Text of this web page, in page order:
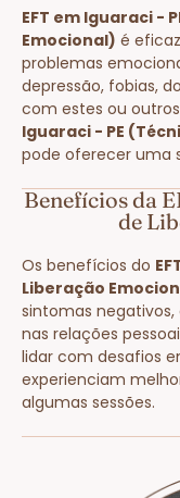
EFT em Iguaraci -
Emocional) é
problemas
depressão, fobias,
com estes ou
Iguaraci - PE
pode oferecer uma
Benefícios da
de
Os benefícios do
Liberação
sintomas
nas relações
lidar com desafios
experienciam
algumas sessões.